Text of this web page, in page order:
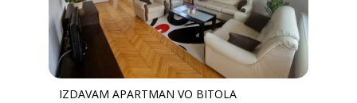
IZDAVAM APARTMAN VO BITOLA